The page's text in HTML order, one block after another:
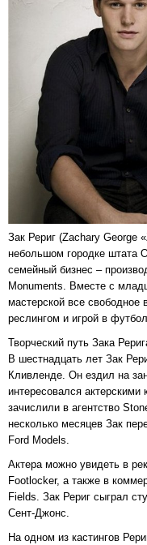
Зак Рериг (Zachary George
небольшом городке штата
семейный бизнес –
Monuments. Вместе с
мастерской все
реслингом и игрой в футбол.
Творческий путь Зака
В шестнадцать лет Зак
Кливленде. Он ездил на
интересовался
зачислили в агентство
несколько месяцев Зак
Ford Models.
Актера можно увидеть в
Footlocker, а также в
Fields. Зак Рериг сыграл
Сент-Джонс.
На одном из кастингов